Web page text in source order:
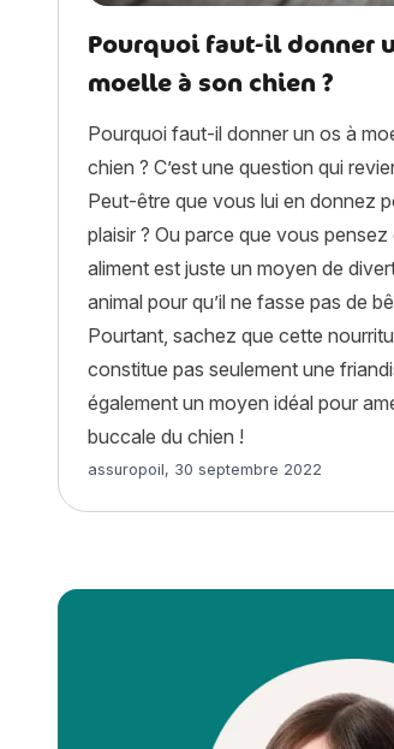
Pourquoi faut-il donner
moelle à son chien ?
Pourquoi faut-il donner un os à
chien ? C’est une question qui
Peut-être que vous lui en donnez
plaisir ? Ou parce que vous
aliment est juste un moyen de
animal pour qu’il ne fasse pas de
Pourtant, sachez que cette
constitue pas seulement une
également un moyen idéal pour
buccale du chien !
Article rédigé par
assuropoil, 30 septembre 2022